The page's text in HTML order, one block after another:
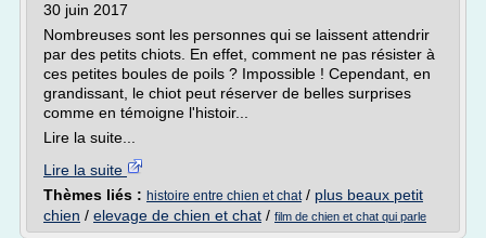
30 juin 2017
Nombreuses sont les personnes qui se laissent attendrir
par des petits chiots. En effet, comment ne pas résister à
ces petites boules de poils ? Impossible ! Cependant, en
grandissant, le chiot peut réserver de belles surprises
comme en témoigne l'histoir...
Lire la suite...
Lire la suite
Thèmes liés : histoire entre chien et chat/ plus beaux petit
chien / elevage de chien et chat / film de chien et chat qui parle